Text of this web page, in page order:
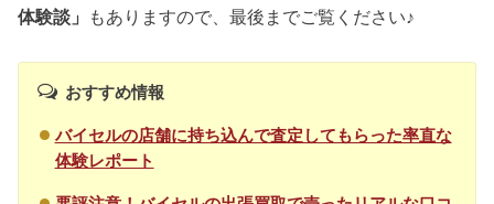
体験談」
もありますので、最後までご覧ください♪
おすすめ情報
バイセルの店舗に持ち込んで査定してもらった率直な
体験レポート